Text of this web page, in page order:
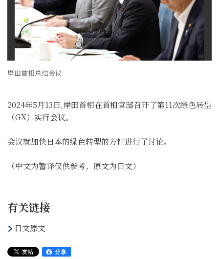
岸田首相总结会议
2024年5月13日,岸田首相在首相官邸召开了第11次绿色转型
（GX）实行会议。
会议就加快日本的绿色转型的方针进行了讨论。
（中文为暂译仅供参考，原文为日文）
有关链接
日文原文